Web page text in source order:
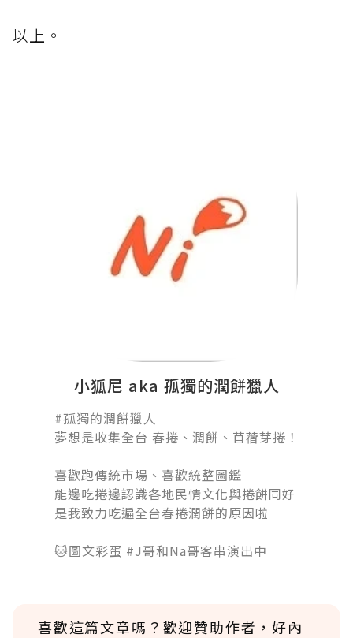
以上。
小狐尼 aka 孤獨的潤餅獵人
#孤獨的潤餅獵人󠀠
夢想是收集全台 春捲、潤餅、苜蓿芽捲！
喜歡跑傳統市場、喜歡統整圖鑑
能邊吃捲邊認識各地民情文化與捲餅同好
是我致力吃遍全台春捲潤餅的原因啦
🐱圖文彩蛋 #J哥和Na哥客串演出中
喜歡這篇文章嗎？歡迎贊助作者，好內